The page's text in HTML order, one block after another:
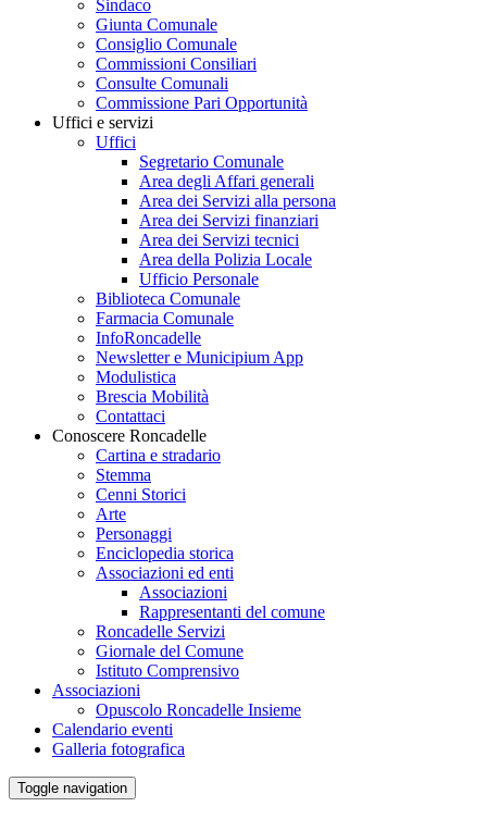
Sindaco
Giunta Comunale
Consiglio Comunale
Commissioni Consiliari
Consulte Comunali
Commissione Pari Opportunità
Uffici e servizi
Uffici
Segretario Comunale
Area degli Affari generali
Area dei Servizi alla persona
Area dei Servizi finanziari
Area dei Servizi tecnici
Area della Polizia Locale
Ufficio Personale
Biblioteca Comunale
Farmacia Comunale
InfoRoncadelle
Newsletter e Municipium App
Modulistica
Brescia Mobilità
Contattaci
Conoscere Roncadelle
Cartina e stradario
Stemma
Cenni Storici
Arte
Personaggi
Enciclopedia storica
Associazioni ed enti
Associazioni
Rappresentanti del comune
Roncadelle Servizi
Giornale del Comune
Istituto Comprensivo
Associazioni
Opuscolo Roncadelle Insieme
Calendario eventi
Galleria fotografica
Toggle navigation